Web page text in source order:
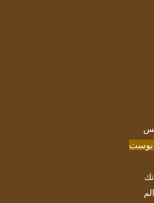
بوست